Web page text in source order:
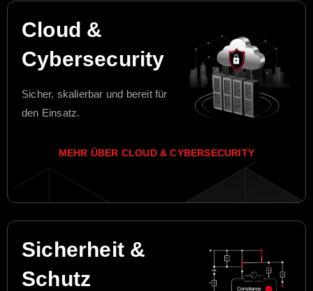
Cloud &
Cybersecurity
Sicher, skalierbar und bereit für
den Einsatz.
MEHR ÜBER CLOUD & CYBERSECURITY
Sicherheit &
Schutz